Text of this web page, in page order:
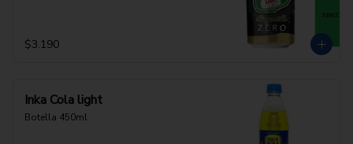
$3.190
Inka Cola light
Botella 450ml